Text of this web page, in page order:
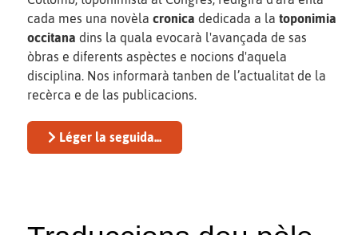
cada mes una novèla cronica dedicada a la toponimia
occitana dins la quala evocarà l'avançada de sas
òbras e diferents aspèctes e nocions d'aquela
disciplina. Nos informarà tanben de l’actualitat de la
recèrca e de las publicacions.
Léger la seguida...